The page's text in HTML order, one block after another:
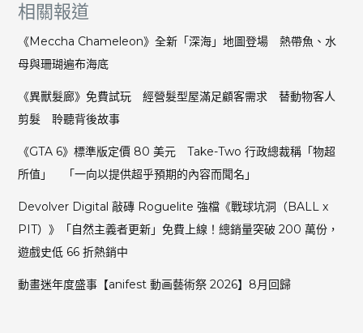
相關報道
《Meccha Chameleon》全新「深海」地圖登場 熱帶魚、水
母與珊瑚遍布海底
《異獸髮廊》免費試玩 經營髮型屋滿足顧客需求 替動物客人
剪髮 聆聽背後故事
《GTA 6》標準版定價 80 美元 Take-Two 行政總裁稱「物超
所值」 「一向以提供超乎預期的內容而聞名」
Devolver Digital 敲磚 Roguelite 強檔《戰球坑洞（BALL x
PIT）》「自然主義者更新」免費上線！總銷量突破 200 萬份，
遊戲史低 66 折熱銷中
動畫迷年度盛事【anifest 動画藝術祭 2026】8月回歸